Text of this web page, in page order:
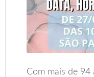
Com mais de 94